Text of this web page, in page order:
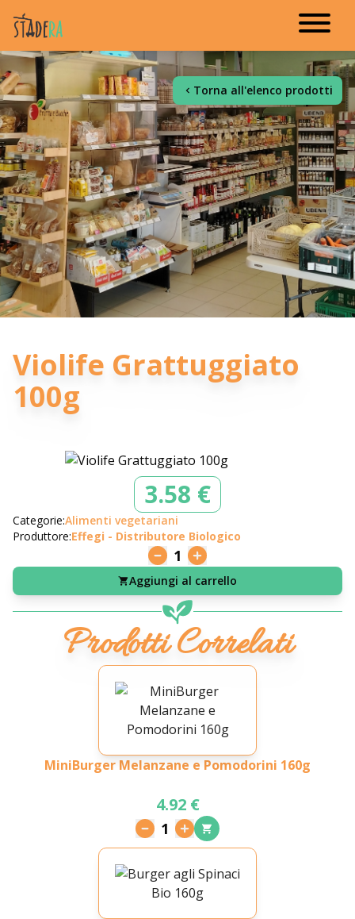
Torna all'elenco prodotti
Violife Grattuggiato
100g
3.58 €
Categorie:Alimenti vegetariani
Produttore:Effegi - Distributore Biologico
1
Aggiungi al carrello
Prodotti Correlati
MiniBurger Melanzane e Pomodorini 160g
4.92 €
1